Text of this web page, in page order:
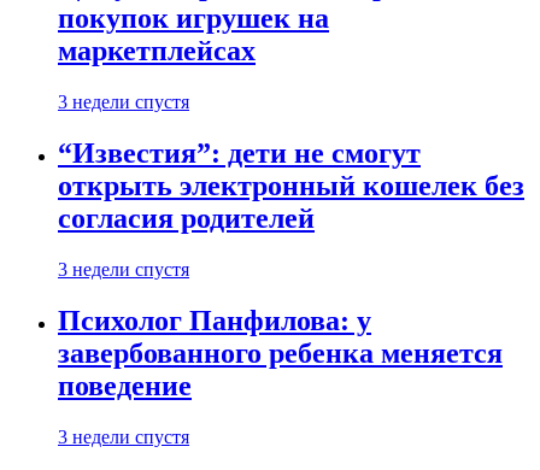
покупок игрушек на
маркетплейсах
3 недели спустя
“Известия”: дети не смогут
открыть электронный кошелек без
согласия родителей
3 недели спустя
Психолог Панфилова: у
завербованного ребенка меняется
поведение
3 недели спустя